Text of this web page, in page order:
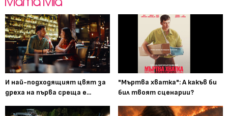
И най-подходящият цвят за
дреха на първа среща е...
"Мъртва хватка": А какъв би
бил твоят сценарии?